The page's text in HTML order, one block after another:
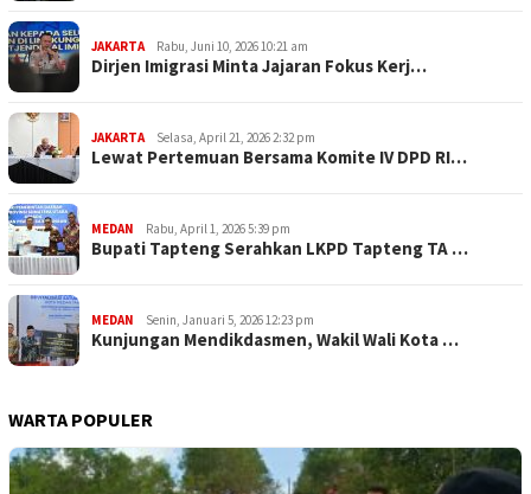
JAKARTA Rabu, Juni 10, 2026 10:21 am
Dirjen Imigrasi Minta Jajaran Fokus Kerj…
JAKARTA Selasa, April 21, 2026 2:32 pm
Lewat Pertemuan Bersama Komite IV DPD RI…
MEDAN Rabu, April 1, 2026 5:39 pm
Bupati Tapteng Serahkan LKPD Tapteng TA …
MEDAN Senin, Januari 5, 2026 12:23 pm
Kunjungan Mendikdasmen, Wakil Wali Kota …
WARTA POPULER